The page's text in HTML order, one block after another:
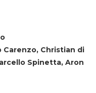
Christian di
Spinetta, Aron